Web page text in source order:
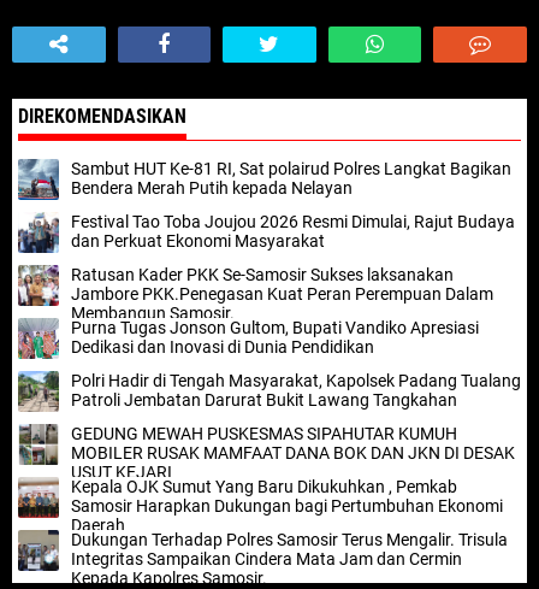
DIREKOMENDASIKAN
Sambut HUT Ke-81 RI, Sat polairud Polres Langkat Bagikan
Bendera Merah Putih kepada Nelayan
Festival Tao Toba Joujou 2026 Resmi Dimulai, Rajut Budaya
dan Perkuat Ekonomi Masyarakat
Ratusan Kader PKK Se-Samosir Sukses laksanakan
Jambore PKK.Penegasan Kuat Peran Perempuan Dalam
Membangun Samosir.
Purna Tugas Jonson Gultom, Bupati Vandiko Apresiasi
Dedikasi dan Inovasi di Dunia Pendidikan
Polri Hadir di Tengah Masyarakat, Kapolsek Padang Tualang
Patroli Jembatan Darurat Bukit Lawang Tangkahan
GEDUNG MEWAH PUSKESMAS SIPAHUTAR KUMUH
MOBILER RUSAK MAMFAAT DANA BOK DAN JKN DI DESAK
USUT KEJARI
Kepala OJK Sumut Yang Baru Dikukuhkan , Pemkab
Samosir Harapkan Dukungan bagi Pertumbuhan Ekonomi
Daerah
Dukungan Terhadap Polres Samosir Terus Mengalir. Trisula
Integritas Sampaikan Cindera Mata Jam dan Cermin
Kepada Kapolres Samosir.